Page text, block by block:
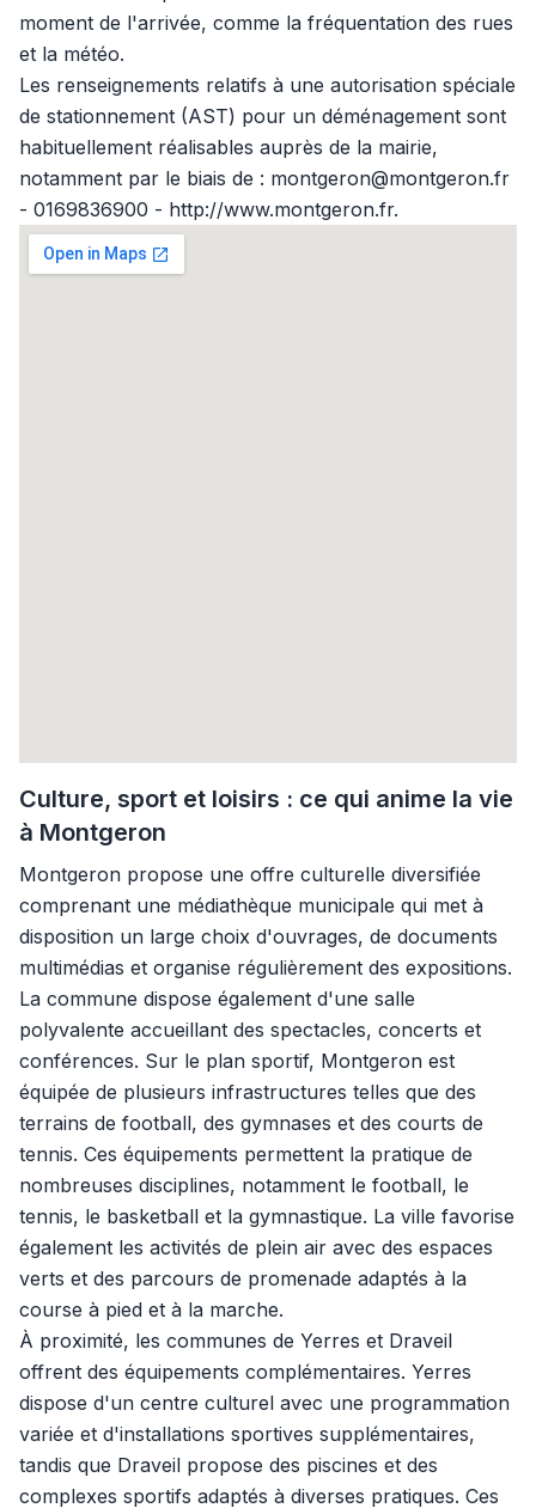
moment de l'arrivée, comme la fréquentation des rues
et la météo.
Les renseignements relatifs à une autorisation spéciale
de stationnement (AST) pour un déménagement sont
habituellement réalisables auprès de la mairie,
notamment par le biais de : montgeron@montgeron.fr
- 0169836900 - http://www.montgeron.fr.
Culture, sport et loisirs : ce qui anime la vie
à Montgeron
Montgeron propose une offre culturelle diversifiée
comprenant une médiathèque municipale qui met à
disposition un large choix d'ouvrages, de documents
multimédias et organise régulièrement des expositions.
La commune dispose également d'une salle
polyvalente accueillant des spectacles, concerts et
conférences. Sur le plan sportif, Montgeron est
équipée de plusieurs infrastructures telles que des
terrains de football, des gymnases et des courts de
tennis. Ces équipements permettent la pratique de
nombreuses disciplines, notamment le football, le
tennis, le basketball et la gymnastique. La ville favorise
également les activités de plein air avec des espaces
verts et des parcours de promenade adaptés à la
course à pied et à la marche.
À proximité, les communes de Yerres et Draveil
offrent des équipements complémentaires. Yerres
dispose d'un centre culturel avec une programmation
variée et d'installations sportives supplémentaires,
tandis que Draveil propose des piscines et des
complexes sportifs adaptés à diverses pratiques. Ces